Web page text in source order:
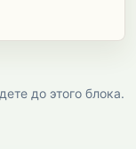
до этого блока.